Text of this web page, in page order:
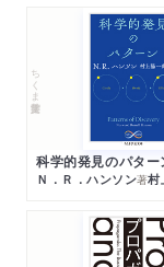
ちくま学芸文庫
科学的発見のパター
Ｎ．Ｒ．ハンソン著村